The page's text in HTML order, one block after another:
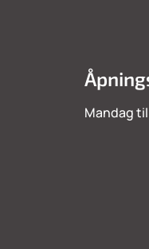
Mandag